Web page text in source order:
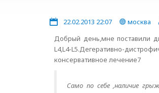
22.02.2013 22:07 москва
Добрый день,мне поставили
L4,L4-L5.Дегеративно-
консервативное лечение7
Само по себе ,наличие